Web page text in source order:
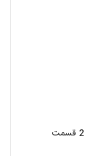
دانلود سریال مهمونی 2 قسمت